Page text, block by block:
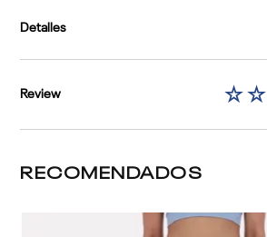
Detalles
Review ☆☆
RECOMENDADOS